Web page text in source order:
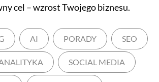
cel – wzrost Twojego biznesu.
AI PORADY SEO
SOCIAL MEDIA